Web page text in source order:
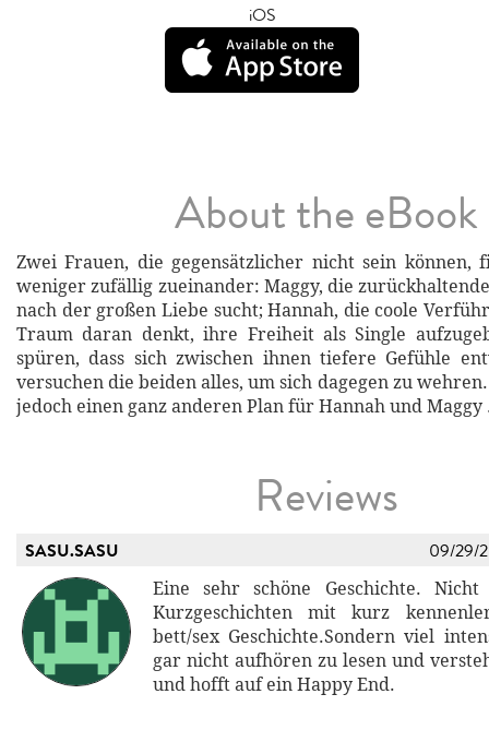
iOS
About the eBook
Zwei Frauen, die gegensätzlicher nicht sein können,
weniger zufällig zueinander: Maggy, die
nach der großen Liebe sucht; Hannah, die coole
Traum daran denkt, ihre Freiheit als Single
spüren, dass sich zwischen ihnen tiefere Gefühle
versuchen die beiden alles, um sich dagegen zu
jedoch einen ganz anderen Plan für Hannah und Maggy
Reviews
SASU.SASU 09/29/
Eine sehr schöne Geschichte. Nicht
Kurzgeschichten mit kurz
bett/sex Geschichte.Sondern viel
gar nicht aufhören zu lesen und
und hofft auf ein Happy End.